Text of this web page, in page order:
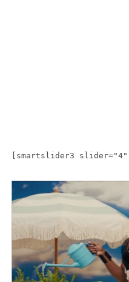
[smartslider3 slider="4"]